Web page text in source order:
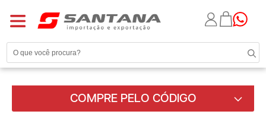
COMPRE PELO CÓDIGO